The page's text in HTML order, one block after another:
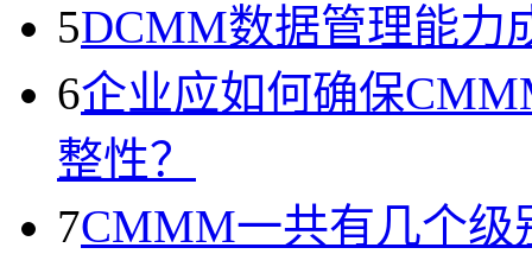
5DCMM数据管理能力
6企业应如何确保
整性？
7CMMM一共有几个级